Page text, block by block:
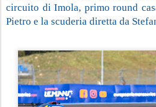
circuito di Imola, primo round
Pietro e la scuderia diretta da